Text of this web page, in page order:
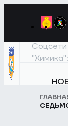
Соцсети
"Химика":